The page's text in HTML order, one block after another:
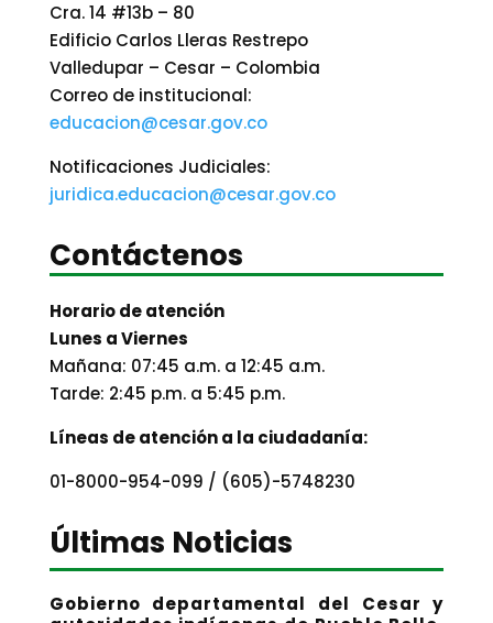
Cra. 14 #13b – 80
Edificio Carlos Lleras Restrepo
Valledupar – Cesar – Colombia
Correo de institucional:
educacion@cesar.gov.co
Notificaciones Judiciales:
juridica.educacion@cesar.gov.co
Contáctenos
Horario de atención
Lunes a Viernes
Mañana: 07:45 a.m. a 12:45 a.m.
Tarde: 2:45 p.m. a 5:45 p.m.
Líneas de atención a la ciudadanía:
01-8000-954-099 / (605)-5748230
Últimas Noticias
Gobierno departamental del Cesar y